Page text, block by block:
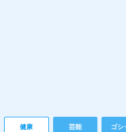
健康 芸能 ゴシ